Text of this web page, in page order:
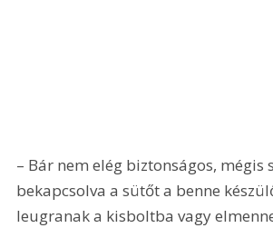
– Bár nem elég biztonságos, mégis
bekapcsolva a sütőt a benne
leugranak a kisboltba vagy